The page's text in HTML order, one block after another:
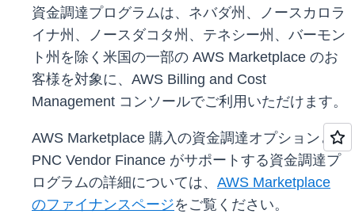
資金調達プログラムは、ネバダ州、ノースカロラ
イナ州、ノースダコタ州、テネシー州、バーモン
ト州を除く米国の一部の AWS Marketplace のお
客様を対象に、AWS Billing and Cost
Management コンソールでご利用いただけます。
AWS Marketplace 購入の資金調達オプションと
PNC Vendor Finance がサポートする資金調達プ
ログラムの詳細については、 AWS Marketplace
のファイナンスページをご覧ください。